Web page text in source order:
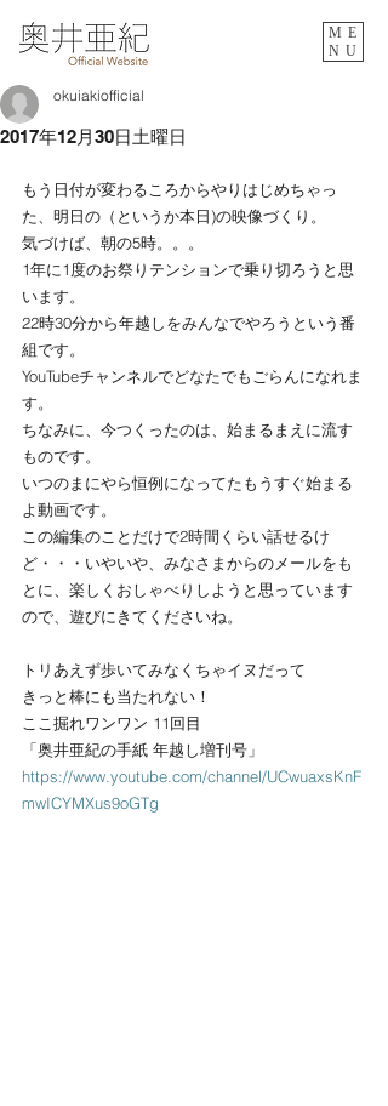
ME
NU
2017年12月30日土曜日
okuiakiofficial
もう日付が変わるころからやりはじめちゃっ
た、明日の（というか本日)の映像づくり。
気づけば、朝の5時。。。
1年に1度のお祭りテンションで乗り切ろうと思
います。
22時30分から年越しをみんなでやろうという番
組です。
YouTubeチャンネルでどなたでもごらんになれま
す。
ちなみに、今つくったのは、始まるまえに流す
ものです。
いつのまにやら恒例になってたもうすぐ始まる
よ動画です。
この編集のことだけで2時間くらい話せるけ
ど・・・いやいや、みなさまからのメールをも
とに、楽しくおしゃべりしようと思っています
ので、遊びにきてくださいね。
トリあえず歩いてみなくちゃイヌだって
きっと棒にも当たれない！
ここ掘れワンワン 11回目
「奥井亜紀の手紙 年越し増刊号」
https://www.youtube.com/channel/UCwuaxsKnF
mwICYMXus9oGTg